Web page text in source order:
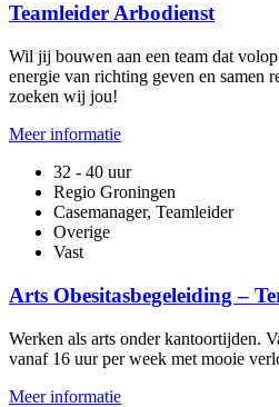
Teamleider Arbodienst
Wil jij bouwen aan een team dat
energie van richting geven en samen
zoeken wij jou!
Meer informatie
32 - 40 uur
Regio Groningen
Casemanager, Teamleider
Overige
Vast
Arts Obesitasbegeleiding –
Werken als arts onder kantoortijden.
vanaf 16 uur per week met mooie
Meer informatie